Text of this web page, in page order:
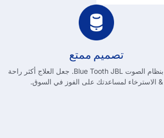
تصميم ممتع
مجهزة بنظام الصوت Blue Tooth JBL. جعل العلاج أكثر راحة
& الاسترخاء لمساعدتك على الفوز في السوق.